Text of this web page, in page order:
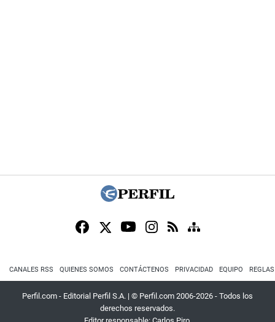
CANALES RSS QUIENES SOMOS CONTÁCTENOS PRIVACIDAD EQUIPO
Perfil.com - Editorial Perfil S.A. | © Perfil.com 2006-2026 - Todos los
derechos reservados.